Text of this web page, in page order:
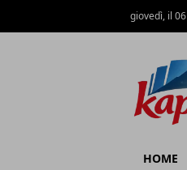
giovedì, il
HOME